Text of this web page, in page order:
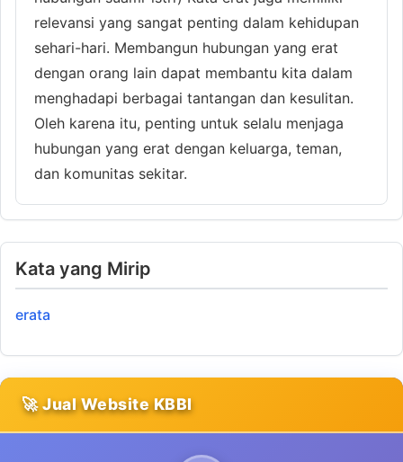
relevansi yang sangat penting dalam kehidupan
sehari-hari. Membangun hubungan yang erat
dengan orang lain dapat membantu kita dalam
menghadapi berbagai tantangan dan kesulitan.
Oleh karena itu, penting untuk selalu menjaga
hubungan yang erat dengan keluarga, teman,
dan komunitas sekitar.
Kata yang Mirip
erata
🚀 Jual Website KBBI